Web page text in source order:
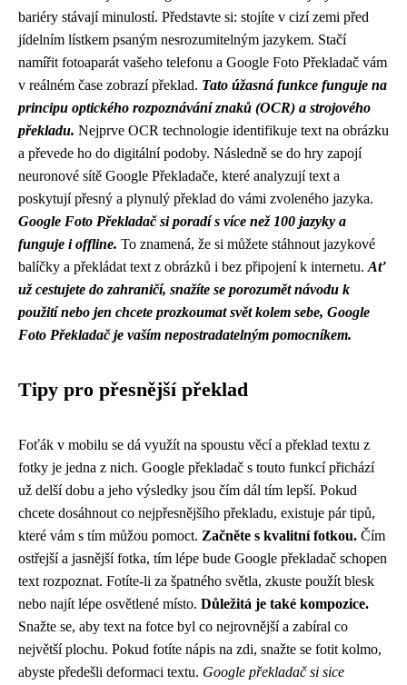
bariéry stávají minulostí. Představte si: stojíte v cizí zemi před
jídelním lístkem psaným nesrozumitelným jazykem. Stačí
namířit fotoaparát vašeho telefonu a Google Foto Překladač vám
v reálném čase zobrazí překlad. Tato úžasná funkce funguje na
principu optického rozpoznávání znaků (OCR) a strojového
překladu. Nejprve OCR technologie identifikuje text na obrázku
a převede ho do digitální podoby. Následně se do hry zapojí
neuronové sítě Google Překladače, které analyzují text a
poskytují přesný a plynulý překlad do vámi zvoleného jazyka.
Google Foto Překladač si poradí s více než 100 jazyky a
funguje i offline. To znamená, že si můžete stáhnout jazykové
balíčky a překládat text z obrázků i bez připojení k internetu. Ať
už cestujete do zahraničí, snažíte se porozumět návodu k
použití nebo jen chcete prozkoumat svět kolem sebe, Google
Foto Překladač je vaším nepostradatelným pomocníkem.
Tipy pro přesnější překlad
Foťák v mobilu se dá využít na spoustu věcí a překlad textu z
fotky je jedna z nich. Google překladač s touto funkcí přichází
už delší dobu a jeho výsledky jsou čím dál tím lepší. Pokud
chcete dosáhnout co nejpřesnějšího překladu, existuje pár tipů,
které vám s tím můžou pomoct. Začněte s kvalitní fotkou. Čím
ostřejší a jasnější fotka, tím lépe bude Google překladač schopen
text rozpoznat. Fotíte-li za špatného světla, zkuste použít blesk
nebo najít lépe osvětlené místo. Důležitá je také kompozice.
Snažte se, aby text na fotce byl co nejrovnější a zabíral co
největší plochu. Pokud fotíte nápis na zdi, snažte se fotit kolmo,
abyste předešli deformaci textu. Google překladač si sice